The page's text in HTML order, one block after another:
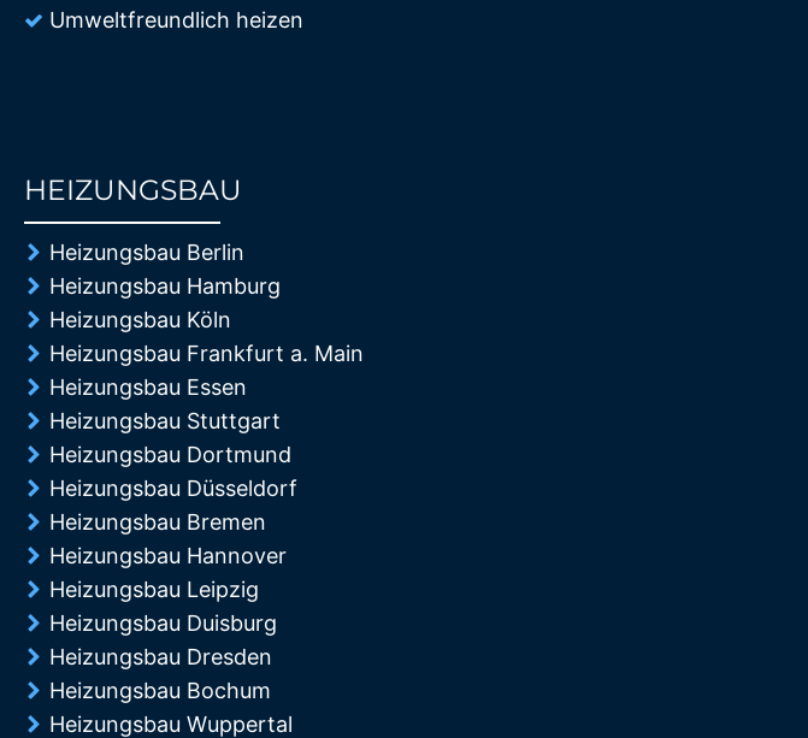
Umweltfreundlich heizen
HEIZUNGSBAU
Heizungsbau Berlin
Heizungsbau Hamburg
Heizungsbau Köln
Heizungsbau Frankfurt a. Main
Heizungsbau Essen
Heizungsbau Stuttgart
Heizungsbau Dortmund
Heizungsbau Düsseldorf
Heizungsbau Bremen
Heizungsbau Hannover
Heizungsbau Leipzig
Heizungsbau Duisburg
Heizungsbau Dresden
Heizungsbau Bochum
Heizungsbau Wuppertal